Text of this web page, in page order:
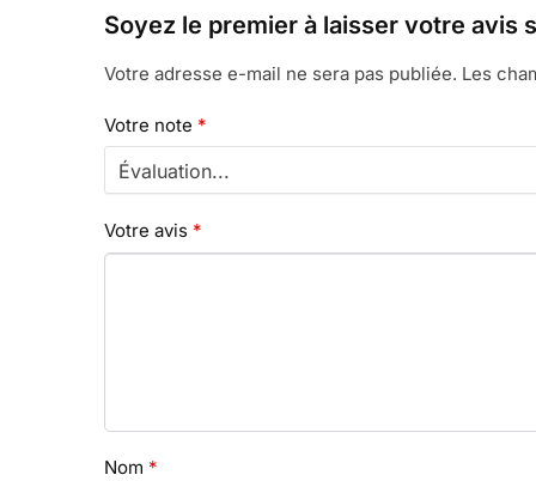
Soyez le premier à laisser votre avis
Votre adresse e-mail ne sera pas publiée. Les
Votre note *
Votre avis *
Nom *